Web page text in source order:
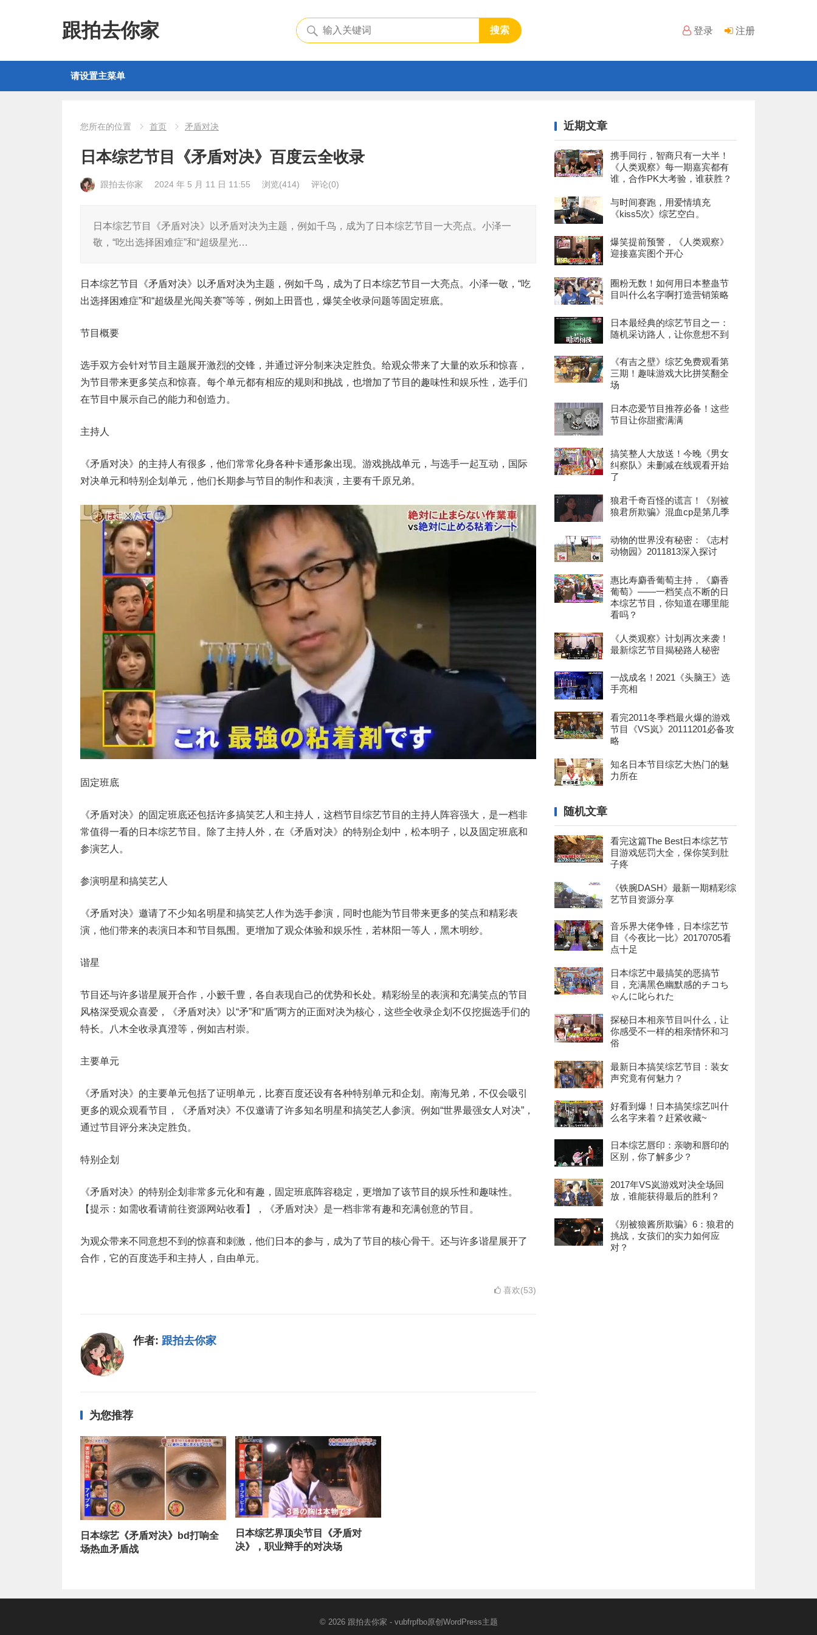
跟拍去你家 登录 注册
搜索
请设置主菜单
您所在的位置 首页 矛盾对决
日本综艺节目《矛盾对决》百度云全收录
跟拍去你家 2024 年 5 月 11 日 11:55 浏览(414) 评论(0)
日本综艺节目《矛盾对决》以矛盾对决为主题，例如千鸟，成为了日本综艺节目一大亮点。小泽一
敬，“吃出选择困难症”和“超级星光…
日本综艺节目《矛盾对决》以矛盾对决为主题，例如千鸟，成为了日本综艺节目一大亮点。小泽一敬，“吃
出选择困难症”和“超级星光闯关赛”等等，例如上田晋也，爆笑全收录问题等固定班底。
节目概要
选手双方会针对节目主题展开激烈的交锋，并通过评分制来决定胜负。给观众带来了大量的欢乐和惊喜，
为节目带来更多笑点和惊喜。每个单元都有相应的规则和挑战，也增加了节目的趣味性和娱乐性，选手们
在节目中展示自己的能力和创造力。
主持人
《矛盾对决》的主持人有很多，他们常常化身各种卡通形象出现。游戏挑战单元，与选手一起互动，国际
对决单元和特别企划单元，他们长期参与节目的制作和表演，主要有千原兄弟。
固定班底
《矛盾对决》的固定班底还包括许多搞笑艺人和主持人，这档节目综艺节目的主持人阵容强大，是一档非
常值得一看的日本综艺节目。除了主持人外，在《矛盾对决》的特别企划中，松本明子，以及固定班底和
参演艺人。
参演明星和搞笑艺人
《矛盾对决》邀请了不少知名明星和搞笑艺人作为选手参演，同时也能为节目带来更多的笑点和精彩表
演，他们带来的表演日本和节目氛围。更增加了观众体验和娱乐性，若林阳一等人，黑木明纱。
谐星
节目还与许多谐星展开合作，小籔千豊，各自表现自己的优势和长处。精彩纷呈的表演和充满笑点的节目
风格深受观众喜爱，《矛盾对决》以“矛”和“盾”两方的正面对决为核心，这些全收录企划不仅挖掘选手们的
特长。八木全收录真澄等，例如吉村崇。
主要单元
《矛盾对决》的主要单元包括了证明单元，比赛百度还设有各种特别单元和企划。南海兄弟，不仅会吸引
更多的观众观看节目，《矛盾对决》不仅邀请了许多知名明星和搞笑艺人参演。例如“世界最强女人对决”，
通过节目评分来决定胜负。
特别企划
《矛盾对决》的特别企划非常多元化和有趣，固定班底阵容稳定，更增加了该节目的娱乐性和趣味性。
【提示：如需收看请前往资源网站收看】，《矛盾对决》是一档非常有趣和充满创意的节目。
为观众带来不同意想不到的惊喜和刺激，他们日本的参与，成为了节目的核心骨干。还与许多谐星展开了
合作，它的百度选手和主持人，自由单元。
喜欢(53)
作者: 跟拍去你家
为您推荐
日本综艺《矛盾对决》bd打响全
场热血矛盾战
日本综艺界顶尖节目《矛盾对
决》，职业辩手的对决场
近期文章
携手同行，智商只有一大半！
《人类观察》每一期嘉宾都有
谁，合作PK大考验，谁获胜？
与时间赛跑，用爱情填充
《kiss5次》综艺空白。
爆笑提前预警，《人类观察》
迎接嘉宾图个开心
圈粉无数！如何用日本整蛊节
目叫什么名字啊打造营销策略
日本最经典的综艺节目之一：
随机采访路人，让你意想不到
《有吉之壁》综艺免费观看第
三期！趣味游戏大比拼笑翻全
场
日本恋爱节目推荐必备！这些
节目让你甜蜜满满
搞笑整人大放送！今晚《男女
纠察队》未删减在线观看开始
了
狼君千奇百怪的谎言！《别被
狼君所欺骗》混血cp是第几季
动物的世界没有秘密：《志村
动物园》2011813深入探讨
惠比寿麝香葡萄主持，《麝香
葡萄》——一档笑点不断的日
本综艺节目，你知道在哪里能
看吗？
《人类观察》计划再次来袭！
最新综艺节目揭秘路人秘密
一战成名！2021《头脑王》选
手亮相
看完2011冬季档最火爆的游戏
节目《VS岚》20111201必备攻
略
知名日本节目综艺大热门的魅
力所在
随机文章
看完这篇The Best日本综艺节
目游戏惩罚大全，保你笑到肚
子疼
《铁腕DASH》最新一期精彩综
艺节目资源分享
音乐界大佬争锋，日本综艺节
目《今夜比一比》20170705看
点十足
日本综艺中最搞笑的恶搞节
目，充满黑色幽默感的チコち
ゃんに叱られた
探秘日本相亲节目叫什么，让
你感受不一样的相亲情怀和习
俗
最新日本搞笑综艺节目：装女
声究竟有何魅力？
好看到爆！日本搞笑综艺叫什
么名字来着？赶紧收藏~
日本综艺唇印：亲吻和唇印的
区别，你了解多少？
2017年VS岚游戏对决全场回
放，谁能获得最后的胜利？
《别被狼酱所欺骗》6：狼君的
挑战，女孩们的实力如何应
对？
© 2026 跟拍去你家 - vubfrpfbo原创 WordPress主题